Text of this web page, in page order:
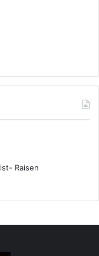
Raisen